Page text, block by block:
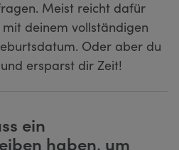
Meist reicht dafür
deinem vollständigen
Oder aber du
ersparst dir Zeit!
ein
haben, um